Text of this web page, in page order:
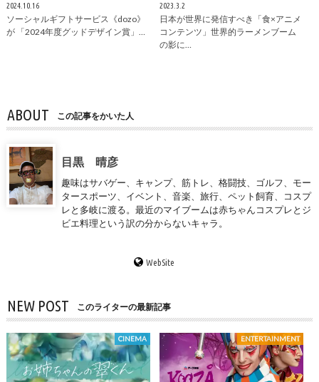
2024.10.16
ソーシャルギフトサービス《dozo》
が 「2024年度グッドデザイン賞」…
2023.3.2
日本が世界に発信すべき「食×アニメ
コンテンツ」世界的ラーメンブーム
の影に…
ABOUT この記事をかいた人
目黒 晴彦
趣味はサバゲー、キャンプ、筋トレ、格闘技、ゴルフ、モー
タースポーツ、イベント、音楽、旅行、ペット飼育、コスプ
レと多岐に渡る。最近のマイブームは赤ちゃんコスプレとジ
ビエ料理という訳の分からないキャラ。
WebSite
NEW POST このライターの最新記事
CINEMA ENTERTAINMENT